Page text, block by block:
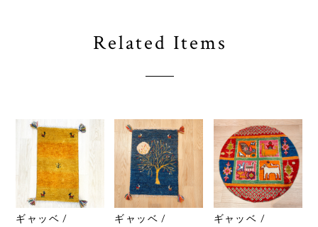
Related Items
ギャッベ /
ギャッベ /
ギャッベ /